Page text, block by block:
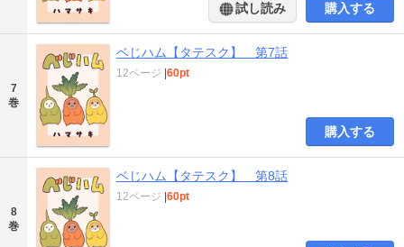
試し読み 購入する
7
巻
ベじハム【タテスク】 第7話
12ページ |60pt
購入する
8
巻
ベじハム【タテスク】 第8話
12ページ |60pt